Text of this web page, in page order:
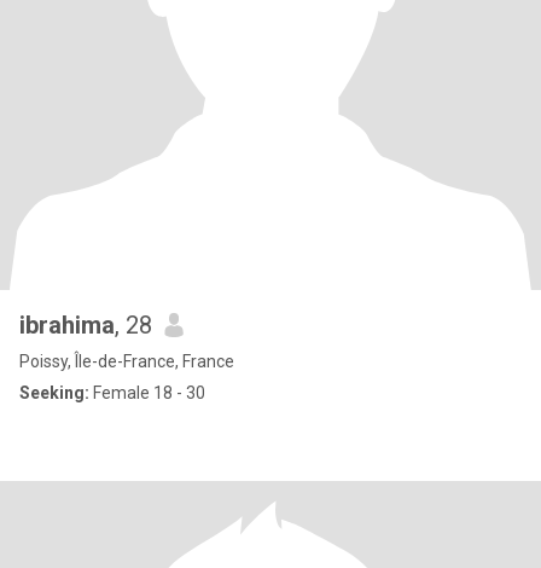
ibrahima, 28
Poissy, Île-de-France, France
Seeking: Female 18 - 30